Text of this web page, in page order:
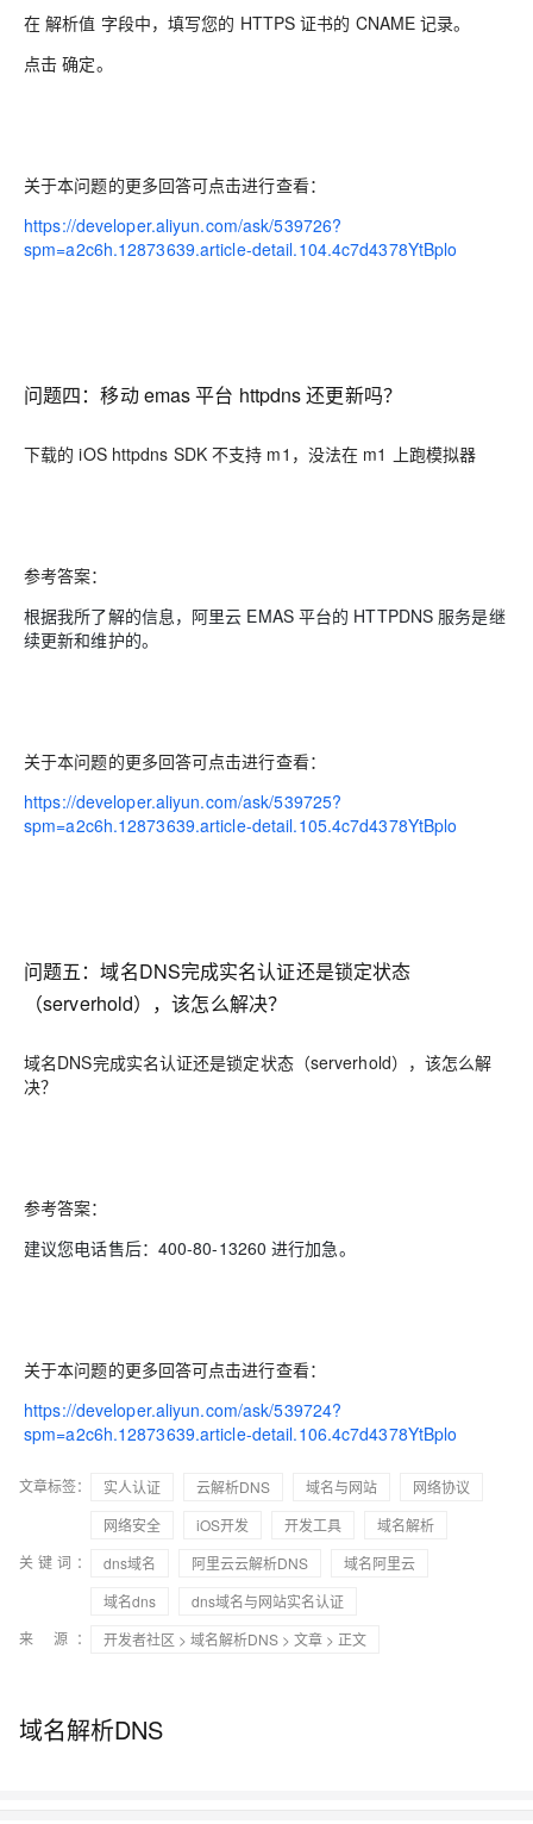
在 解析值 字段中，填写您的 HTTPS 证书的 CNAME 记录。
点击 确定。
关于本问题的更多回答可点击进行查看：
https://developer.aliyun.com/ask/539726?
spm=a2c6h.12873639.article-detail.104.4c7d4378YtBplo
问题四：移动 emas 平台 httpdns 还更新吗？
下载的 iOS httpdns SDK 不支持 m1，没法在 m1 上跑模拟器
参考答案：
根据我所了解的信息，阿里云 EMAS 平台的 HTTPDNS 服务是继
续更新和维护的。
关于本问题的更多回答可点击进行查看：
https://developer.aliyun.com/ask/539725?
spm=a2c6h.12873639.article-detail.105.4c7d4378YtBplo
问题五：域名DNS完成实名认证还是锁定状态
（serverhold），该怎么解决？
域名DNS完成实名认证还是锁定状态（serverhold），该怎么解
决？
参考答案：
建议您电话售后：400-80-13260 进行加急。
关于本问题的更多回答可点击进行查看：
https://developer.aliyun.com/ask/539724?
spm=a2c6h.12873639.article-detail.106.4c7d4378YtBplo
文章标签： 实人认证 云解析DNS 域名与网站
网络协议
网络安全
iOS开发 开发工具
域名解析
关键词：
dns域名 阿里云云解析DNS
域名阿里云
域名dns
dns域名与网站实名认证
来 源：
开发者社区 > 域名解析DNS > 文章 > 正文
域名解析DNS